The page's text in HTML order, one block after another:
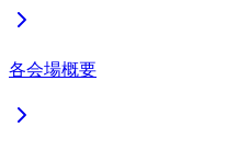
各会場概要